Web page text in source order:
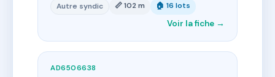
Autre syndic 📏 102 m 🏠 16 lots
Voir la fiche →
AD6506638